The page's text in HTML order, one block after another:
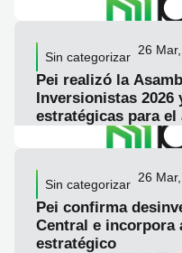
LEER ARTICULO
Sin categorizar 26
Pei realizó la
Inversionistas
estratégicas para el
LEER ARTICULO
Sin categorizar 26
Pei confirma
Central e incorpora
estratégico